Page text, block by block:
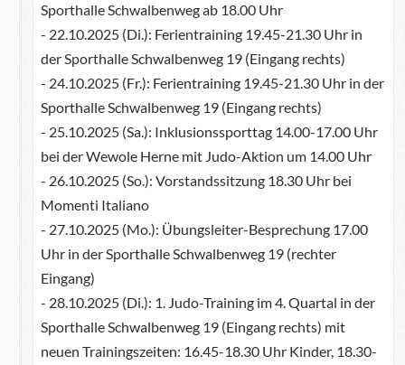
Sporthalle Schwalbenweg ab 18.00 Uhr
- 22.10.2025 (Di.): Ferientraining 19.45-21.30 Uhr in
der Sporthalle Schwalbenweg 19 (Eingang rechts)
- 24.10.2025 (Fr.): Ferientraining 19.45-21.30 Uhr in der
Sporthalle Schwalbenweg 19 (Eingang rechts)
- 25.10.2025 (Sa.): Inklusionssporttag 14.00-17.00 Uhr
bei der Wewole Herne mit Judo-Aktion um 14.00 Uhr
- 26.10.2025 (So.): Vorstandssitzung 18.30 Uhr bei
Momenti Italiano
- 27.10.2025 (Mo.): Übungsleiter-Besprechung 17.00
Uhr in der Sporthalle Schwalbenweg 19 (rechter
Eingang)
- 28.10.2025 (Di.): 1. Judo-Training im 4. Quartal in der
Sporthalle Schwalbenweg 19 (Eingang rechts) mit
neuen Trainingszeiten: 16.45-18.30 Uhr Kinder, 18.30-